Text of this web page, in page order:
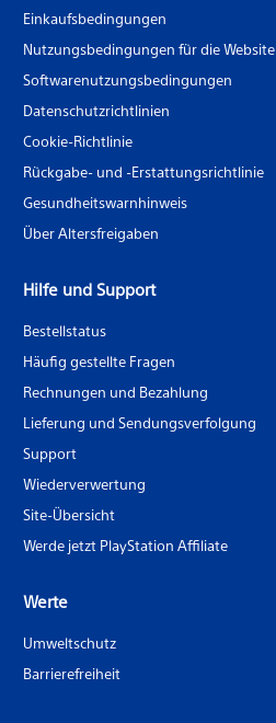
Einkaufsbedingungen
Nutzungsbedingungen für die Website
Softwarenutzungsbedingungen
Datenschutzrichtlinien
Cookie-Richtlinie
Rückgabe- und -Erstattungsrichtlinie
Gesundheitswarnhinweis
Über Altersfreigaben
Hilfe und Support
Bestellstatus
Häufig gestellte Fragen
Rechnungen und Bezahlung
Lieferung und Sendungsverfolgung
Support
Wiederverwertung
Site-Übersicht
Werde jetzt PlayStation Affiliate
Werte
Umweltschutz
Barrierefreiheit